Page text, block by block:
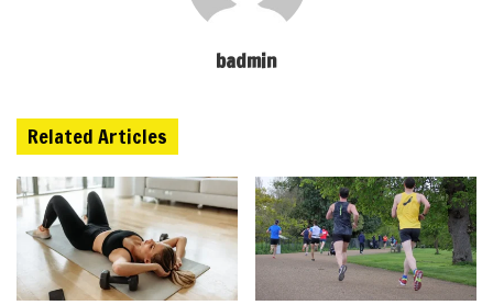
badmin
Related Articles